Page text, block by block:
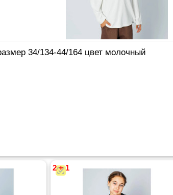
34/134-44/164 цвет молочный
2 + 1